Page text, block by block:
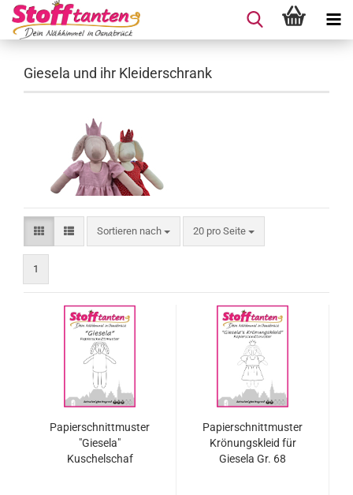
Giesela und ihr Kleiderschrank
Sortieren nach
Sortieren nach 20 pro Seite
pro Seite
1
Papierschnittmuster
"Giesela"
Kuschelschaf
Papierschnittmuster
Krönungskleid für
Giesela Gr. 68